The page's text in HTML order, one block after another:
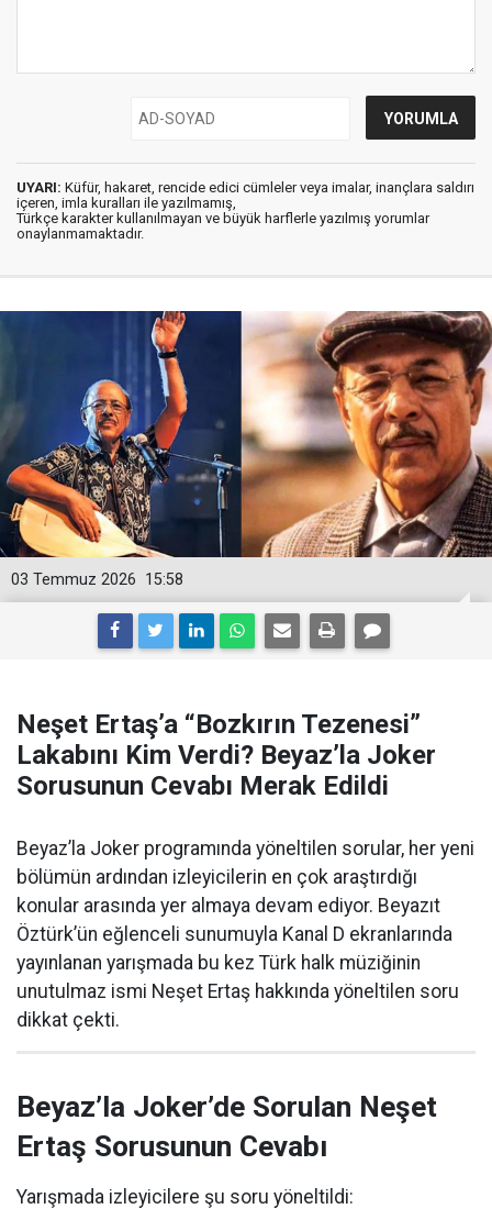
UYARI: Küfür, hakaret, rencide edici cümleler veya imalar, inançlara saldırı
içeren, imla kuralları ile yazılmamış,
Türkçe karakter kullanılmayan ve büyük harflerle yazılmış yorumlar
onaylanmamaktadır.
15:58
03 Temmuz 2026
Neşet Ertaş’a “Bozkırın Tezenesi”
Lakabını Kim Verdi? Beyaz’la Joker
Sorusunun Cevabı Merak Edildi
Beyaz’la Joker programında yöneltilen sorular, her yeni
bölümün ardından izleyicilerin en çok araştırdığı
konular arasında yer almaya devam ediyor. Beyazıt
Öztürk’ün eğlenceli sunumuyla Kanal D ekranlarında
yayınlanan yarışmada bu kez Türk halk müziğinin
unutulmaz ismi Neşet Ertaş hakkında yöneltilen soru
dikkat çekti.
Beyaz’la Joker’de Sorulan Neşet
Ertaş Sorusunun Cevabı
Yarışmada izleyicilere şu soru yöneltildi: